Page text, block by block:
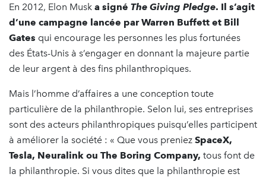
En 2012, Elon Musk a signé The Giving Pledge. Il s’agit
d’une campagne lancée par Warren Buffett et Bill
Gates qui encourage les personnes les plus fortunées
des États-Unis à s’engager en donnant la majeure partie
de leur argent à des fins philanthropiques.
Mais l’homme d’affaires a une conception toute
particulière de la philanthropie. Selon lui, ses entreprises
sont des acteurs philanthropiques puisqu’elles participent
à améliorer la société : « Que vous preniez SpaceX,
Tesla, Neuralink ou The Boring Company, tous font de
la philanthropie. Si vous dites que la philanthropie est